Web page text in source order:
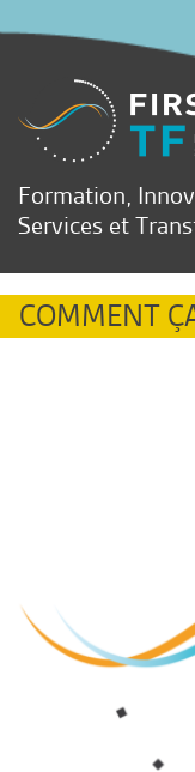
Formation,
Services et
COMMENT